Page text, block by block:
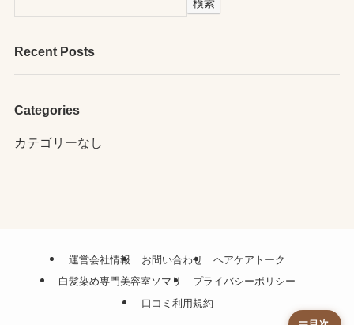
検索
Recent Posts
Categories
カテゴリーなし
運営会社情報 お問い合わせ
ヘアケアトーク
白髪染め専門美容室ソマリ
プライバシーポリシー
口コミ利用規約